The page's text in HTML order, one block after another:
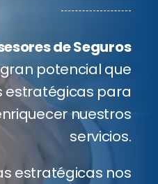
Blog
de Seguros
potencial que
estratégicas para
nuestros
servicios.
estratégicas nos